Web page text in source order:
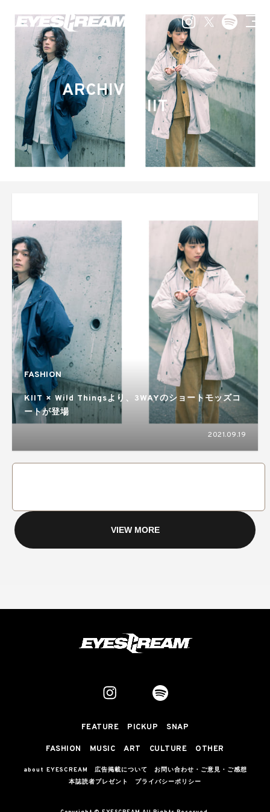
ARCHIVE
KIIT
FASHION
KIIT × Wild Thingsより、3WAYのショートモッズコ
ートが登場
2021.09.19
VIEW MORE
FEATURE PICKUP SNAP
FASHION MUSIC ART CULTURE OTHER
about EYESCREAM 広告掲載について
お問い合わせ・ご意見・ご感想
本誌読者プレゼント
プライバシーポリシー